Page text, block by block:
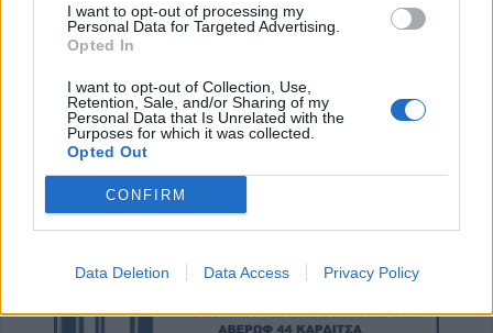
I want to opt-out of processing my
Personal Data for Targeted Advertising.
Opted In
I want to opt-out of Collection, Use,
Retention, Sale, and/or Sharing of my
Personal Data that Is Unrelated with the
Purposes for which it was collected.
Opted Out
CONFIRM
Data Deletion Data Access Privacy Policy
7 Αυγούστου 2026, 14:18
Συνεδριάζει την Τρίτη 11 Αυγούστου το
Δημοτικό Συμβούλιο Λίμνης Πλαστήρα
7 Αυγούστου 2026, 14:05
Την Κυριακή 9 Αυγούστου το 40ήμερο
μνημόσυνο του Βάιου Κουκουνή
Στο 3,4% ο πληθωρισμός τον Ιούλιο του